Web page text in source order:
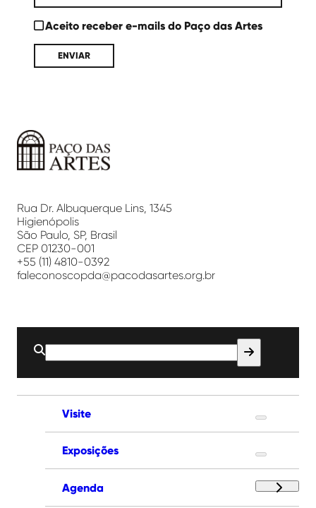
Aceito receber e-mails do Paço das Artes
Artes
Rua Dr. Albuquerque Lins, 1345
Higienópolis
São Paulo, SP, Brasil
CEP 01230-001
+55 (11) 4810-0392
faleconoscopda@pacodasartes.org.br
Buscar
por:
Visite
Exposições
Agenda